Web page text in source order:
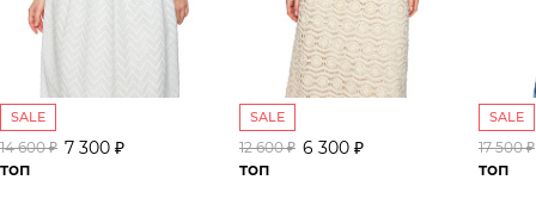
SALE
14 600 ₽ 7 300 ₽
топ
SALE
12 600 ₽ 6 300 ₽
топ
SALE
17 500 ₽
топ